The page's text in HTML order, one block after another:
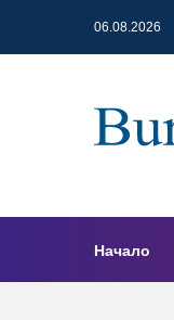
06.08.2026
Начало